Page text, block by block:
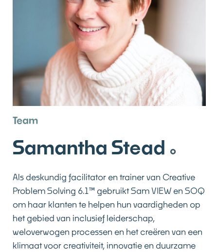
Team
Samantha Stead
Als deskundig facilitator en trainer van Creative
Problem Solving 6.1™ gebruikt Sam VIEW en SOQ
om haar klanten te helpen hun vaardigheden op
het gebied van inclusief leiderschap,
weloverwogen processen en het creëren van een
klimaat voor creativiteit, innovatie en duurzame